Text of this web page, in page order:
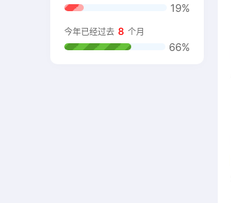
19%
今年已经过去 8 个月
66%